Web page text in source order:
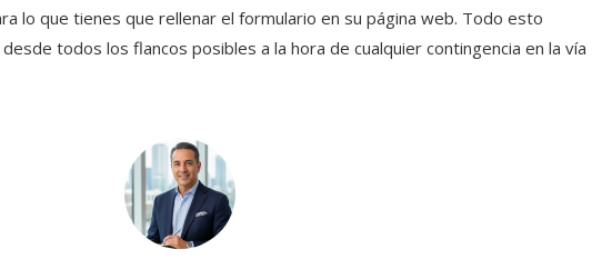
lo que tienes que rellenar el formulario en su página web. Todo esto
todos los flancos posibles a la hora de cualquier contingencia en la vía